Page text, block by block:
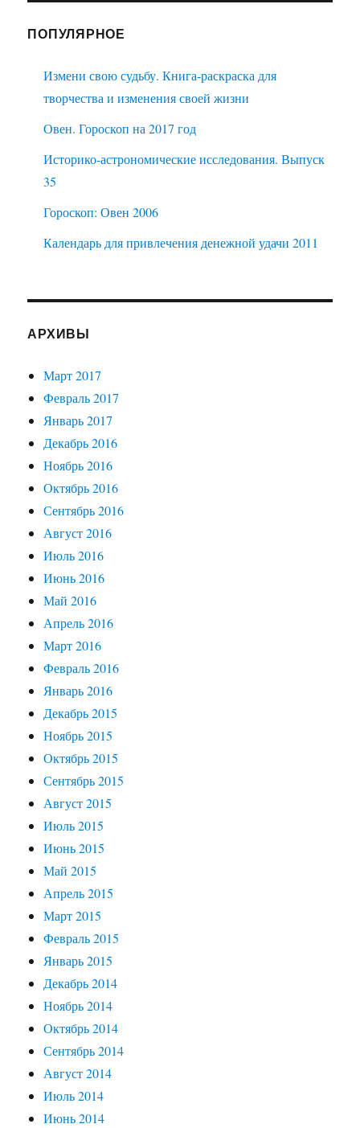
ПОПУЛЯРНОЕ
Измени свою судьбу. Книга-раскраска для
творчества и изменения своей жизни
Овен. Гороскоп на 2017 год
Историко-астрономические исследования. Выпуск
35
Гороскоп: Овен 2006
Календарь для привлечения денежной удачи 2011
АРХИВЫ
Март 2017
Февраль 2017
Январь 2017
Декабрь 2016
Ноябрь 2016
Октябрь 2016
Сентябрь 2016
Август 2016
Июль 2016
Июнь 2016
Май 2016
Апрель 2016
Март 2016
Февраль 2016
Январь 2016
Декабрь 2015
Ноябрь 2015
Октябрь 2015
Сентябрь 2015
Август 2015
Июль 2015
Июнь 2015
Май 2015
Апрель 2015
Март 2015
Февраль 2015
Январь 2015
Декабрь 2014
Ноябрь 2014
Октябрь 2014
Сентябрь 2014
Август 2014
Июль 2014
Июнь 2014